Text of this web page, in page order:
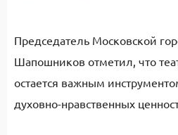
Председатель Московской
Шапошников отметил, что
остается важным
духовно-нравственных